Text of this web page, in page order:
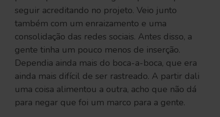
seguir acreditando no projeto. Veio junto
também com um enraizamento e uma
consolidação das redes sociais. Antes disso, a
gente tinha um pouco menos de inserção.
Dependia ainda mais do boca-a-boca, que era
ainda mais difícil de ser rastreado. A partir dali
uma coisa alimentou a outra, acho que não dá
para negar que foi um marco para a gente.